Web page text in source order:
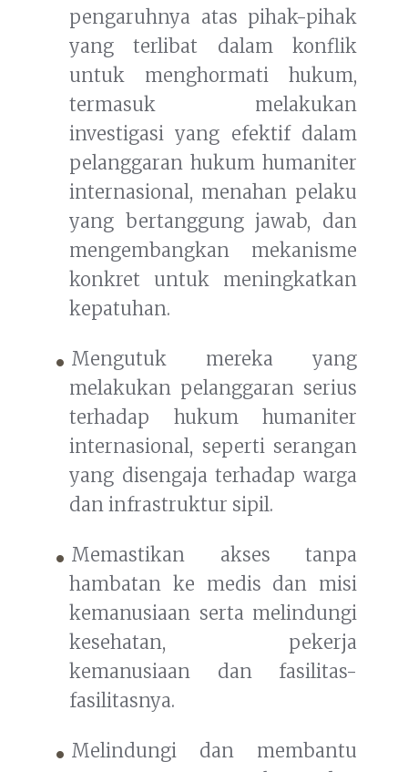
pengaruhnya atas pihak-pihak
yang terlibat dalam konflik
untuk menghormati hukum,
termasuk melakukan
investigasi yang efektif dalam
pelanggaran hukum humaniter
internasional, menahan pelaku
yang bertanggung jawab, dan
mengembangkan mekanisme
konkret untuk meningkatkan
kepatuhan.
Mengutuk mereka yang
melakukan pelanggaran serius
terhadap hukum humaniter
internasional, seperti serangan
yang disengaja terhadap warga
dan infrastruktur sipil.
Memastikan akses tanpa
hambatan ke medis dan misi
kemanusiaan serta melindungi
kesehatan, pekerja
kemanusiaan dan fasilitas-
fasilitasnya.
Melindungi dan membantu